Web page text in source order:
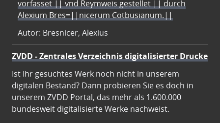
vorfasset || vnd Reymweis gestellet || durch
Alexium Bres=||nicerum Cotbusianum.||
Autor: Bresnicer, Alexius
ZVDD - Zentrales Verzeichnis digitalisierter Drucke
Ist Ihr gesuchtes Werk noch nicht in unserem
digitalen Bestand? Dann probieren Sie es doch in
unserem ZVDD Portal, das mehr als 1.600.000
bundesweit digitalisierte Werke nachweist.